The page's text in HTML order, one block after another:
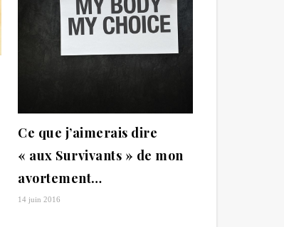
Ce que j’aimerais dire
« aux Survivants » de mon
avortement…
14 juin 2016